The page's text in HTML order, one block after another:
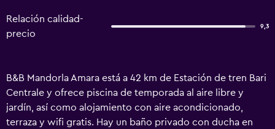
Relación calidad-
precio
9,3
B&B Mandorla Amara está a 42 km de Estación de tren Bari
Centrale y ofrece piscina de temporada al aire libre y
jardín, así como alojamiento con aire acondicionado,
terraza y wifi gratis. Hay un baño privado con ducha en